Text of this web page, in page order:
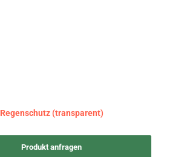
Regenschutz (transparent)
Produkt anfragen